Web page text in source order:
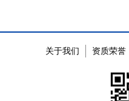
关于我们 资质荣誉